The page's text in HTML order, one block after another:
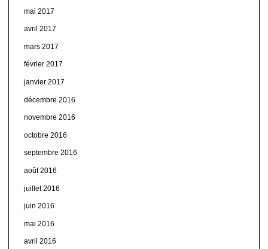
mai 2017
avril 2017
mars 2017
février 2017
janvier 2017
décembre 2016
novembre 2016
octobre 2016
septembre 2016
août 2016
juillet 2016
juin 2016
mai 2016
avril 2016